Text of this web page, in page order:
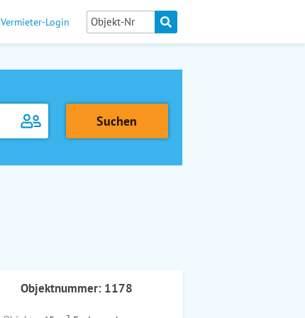
Vermieter-Login
Objektnummer: 1178